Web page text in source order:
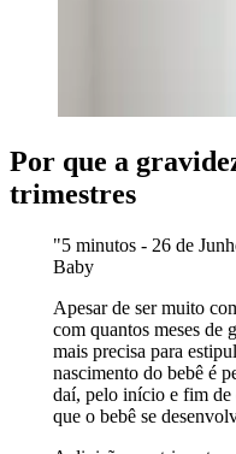
Por que a
trimestres
"5 minutos - 26 de
Baby
Apesar de ser muito
com quantos meses de
mais precisa para
nascimento do bebê é
daí, pelo início e fim de
que o bebê se